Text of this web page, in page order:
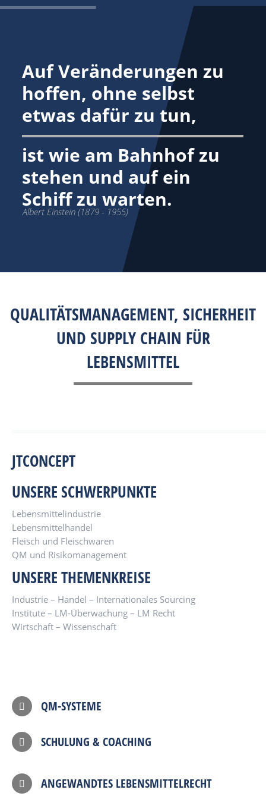
Auf Veränderungen zu
hoffen, ohne selbst
etwas dafür zu tun,
ist wie am Bahnhof zu
stehen und auf ein
Schiff zu warten.
Albert Einstein (1879 - 1955)
QUALITÄTSMANAGEMENT, SICHERHEIT
UND SUPPLY CHAIN FÜR
LEBENSMITTEL
JTCONCEPT
UNSERE SCHWERPUNKTE
Lebensmittelindustrie
Lebensmittelhandel
Fleisch und Fleischwaren
QM und Risikomanagement
UNSERE THEMENKREISE
Industrie – Handel – Internationales Sourcing
Institute – LM-Überwachung – LM Recht
Wirtschaft – Wissenschaft
QM-SYSTEME
SCHULUNG & COACHING
ANGEWANDTES LEBENSMITTELRECHT